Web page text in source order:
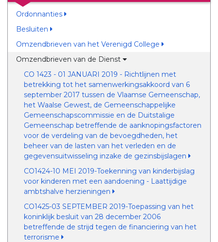
Ordonnanties
Besluiten
Omzendbrieven van het Verenigd College
Omzendbrieven van de Dienst
CO 1423 - 01 JANUARI 2019 - Richtlijnen met
betrekking tot het samenwerkingsakkoord van 6
september 2017 tussen de Vlaamse Gemeenschap,
het Waalse Gewest, de Gemeenschappelijke
Gemeenschapscommissie en de Duitstalige
Gemeenschap betreffende de aanknopingsfactoren
voor de verdeling van de bevoegdheden, het
beheer van de lasten van het verleden en de
gegevensuitwisseling inzake de gezinsbijslagen
CO1424-10 MEI 2019-Toekenning van kinderbijslag
voor kinderen met een aandoening - Laattijdige
ambtshalve herzieningen
CO1425-03 SEPTEMBER 2019-Toepassing van het
koninklijk besluit van 28 december 2006
betreffende de strijd tegen de financiering van het
terrorisme